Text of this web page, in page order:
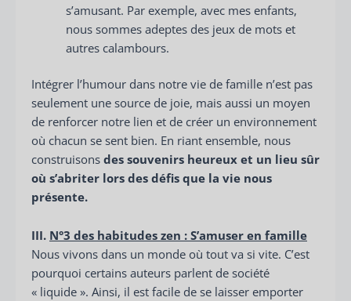
s’amusant. Par exemple, avec mes enfants,
nous sommes adeptes des jeux de mots et
autres calambours.
Intégrer l’humour dans notre vie de famille n’est pas
seulement une source de joie, mais aussi un moyen
de renforcer notre lien et de créer un environnement
où chacun se sent bien. En riant ensemble, nous
construisons des souvenirs heureux et un lieu sûr
où s’abriter lors des défis que la vie nous
présente.
III. N°3 des habitudes zen : S’amuser en famille
Nous vivons dans un monde où tout va si vite. C’est
pourquoi certains auteurs parlent de société
« liquide ». Ainsi, il est facile de se laisser emporter